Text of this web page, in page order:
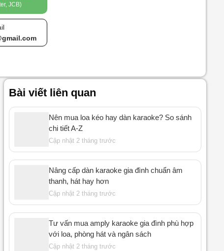
JCB)
Bài viết liên quan
Nên mua loa kéo hay dàn karaoke? So sánh
chi tiết A-Z
Cập nhật 2 tháng trước
Nâng cấp dàn karaoke gia đình chuẩn âm
thanh, hát hay hơn
Cập nhật 2 tháng trước
Tư vấn mua amply karaoke gia đình phù hợp
với loa, phòng hát và ngân sách
Cập nhật 2 tháng trước